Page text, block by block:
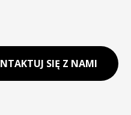
SIĘ Z NAMI